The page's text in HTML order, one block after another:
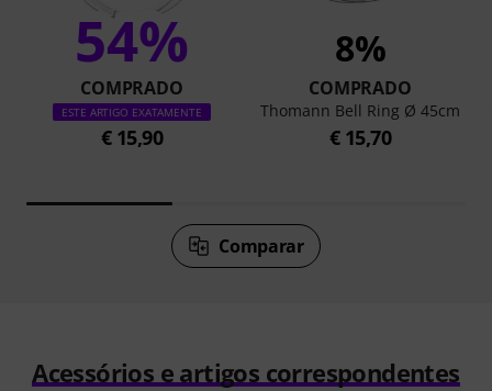
54%
COMPRADO
ESTE ARTIGO EXATAMENTE
€ 15,90
8%
COMPRADO
Thomann Bell Ring Ø 45cm
€ 15,70
Comparar
Acessórios e artigos correspondentes